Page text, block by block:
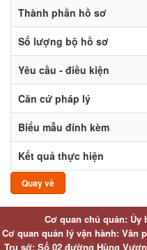
Thành phần hồ sơ
Số lượng bộ hồ sơ
Yêu cầu - điều kiện
Căn cứ pháp lý
Biểu mẫu đính kèm
Kết quả thực hiện
Quay về
Cơ quan chủ quản: Ủy
Cơ quan quản lý vận hành: Văn
Trụ sở: Số 02 đường Hùng